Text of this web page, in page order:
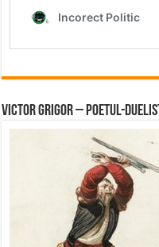
Victor Grigor – Poetul-